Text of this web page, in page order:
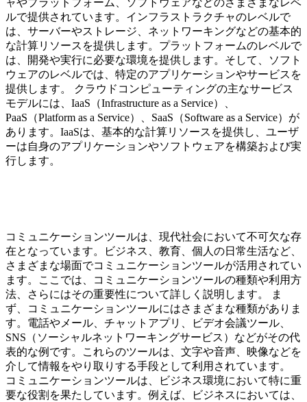
ャやプラットフォーム、ソフトウェアなどのさまざまなレベ
ルで提供されています。インフラストラクチャのレベルで
は、サーバーやストレージ、ネットワーキングなどの基本的
な計算リソースを提供します。プラットフォームのレベルで
は、開発や実行に必要な環境を提供します。そして、ソフト
ウェアのレベルでは、特定のアプリケーションやサービスを
提供します。 クラウドコンピューティングの主なサービス
モデルには、IaaS（Infrastructure as a Service）、
PaaS（Platform as a Service）、SaaS（Software as a Service）が
あります。IaaSは、基本的な計算リソースを提供し、ユーザ
ーは自身のアプリケーションやソフトウェアを構築および実
行します。
コミュニケーションツールは、現代社会において不可欠な存
在となっています。ビジネス、教育、個人の日常生活など、
さまざまな場面でコミュニケーションツールが活用されてい
ます。ここでは、コミュニケーションツールの種類や利用方
法、さらにはその重要性について詳しく説明します。 ま
ず、コミュニケーションツールにはさまざまな種類がありま
す。電話やメール、チャットアプリ、ビデオ会議ツール、
SNS（ソーシャルネットワーキングサービス）などがその代
表的な例です。これらのツールは、文字や音声、映像などを
介して情報をやり取りする手段として利用されています。
コミュニケーションツールは、ビジネス環境において特に重
要な役割を果たしています。例えば、ビジネスにおいては、